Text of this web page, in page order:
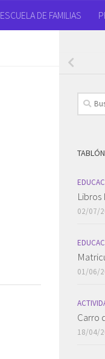
ESCUELA DE FAMILIAS
Buscar:
02/07/
01/06/
Carro
18/04/